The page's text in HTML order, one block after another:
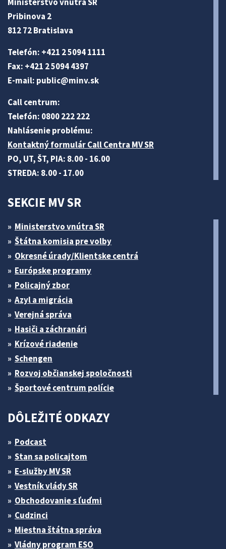
Pribinova 2
812 72 Bratislava
Telefón: +421 2 5094 1111
Fax: +421 2 5094 4397
E-mail: public@minv.sk
Call centrum:
Telefón: 0800 222 222
Nahlásenie problému:
Kontaktný formulár Call Centra MV SR
PO, UT, ŠT, PIA: 8.00 - 16.00
STREDA: 8.00 - 17.00
SEKCIE MV SR
Ministerstvo vnútra SR
Štátna komisia pre volby
Okresné úrady/Klientske centrá
Európske programy
Policajný zbor
Azyl a migrácia
Verejná správa
Hasiči a záchranári
Krízové riadenie
Schengen
Rozvoj občianskej spoločnosti
Športové centrum polície
DÔLEŽITÉ ODKAZY
Podcast
Stan sa policajtom
E-služby MV SR
Vestník vlády SR
Obchodovanie s ľuďmi
Cudzinci
Miestna štátna správa
Vládny program ESO